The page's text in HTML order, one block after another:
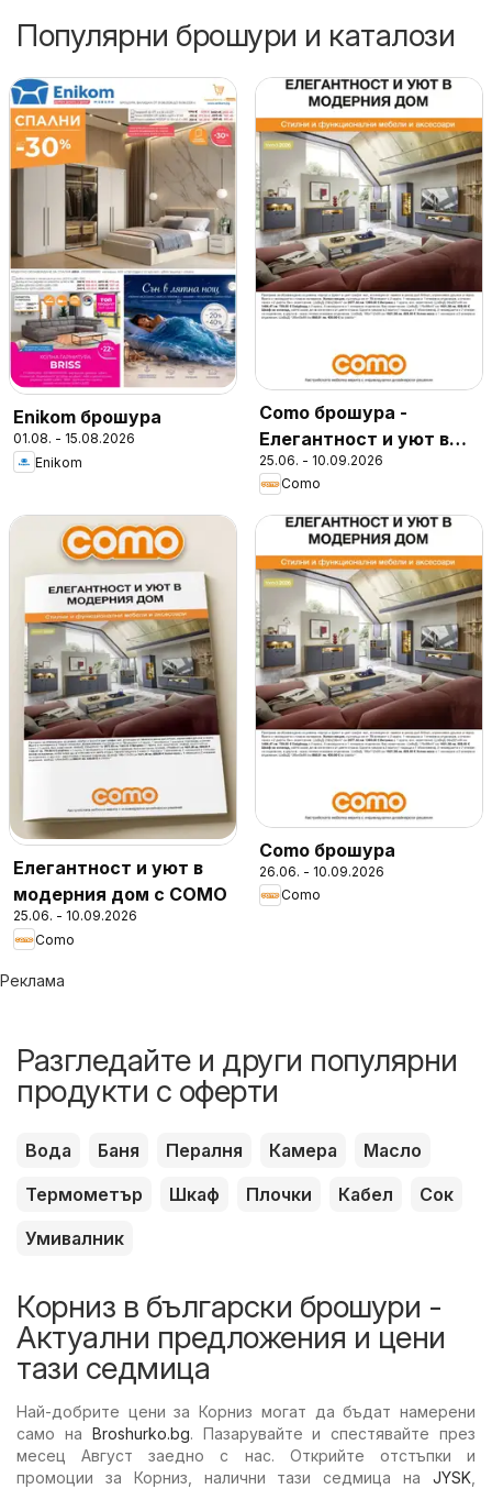
Популярни брошури и каталози
Enikom брошура
01.08. - 15.08.2026
Enikom
Como брошура -
Елегантност и уют в
модерния дом
25.06. - 10.09.2026
Como
Елегантност и уют в
модерния дом с COMO
25.06. - 10.09.2026
Como
Como брошура
26.06. - 10.09.2026
Como
Реклама
Разгледайте и други популярни
продукти с оферти
Вода Баня Пералня Камера
Масло
Термометър
Шкаф Плочки Кабел
Сок
Умивалник
Корниз в български брошури -
Актуални предложения и цени
тази седмица
Най-добрите цени за Корниз могат да бъдат намерени
само на Broshurko.bg. Пазарувайте и спестявайте през
месец Август заедно с нас. Открийте отстъпки и
промоции за Корниз, налични тази седмица на JYSK